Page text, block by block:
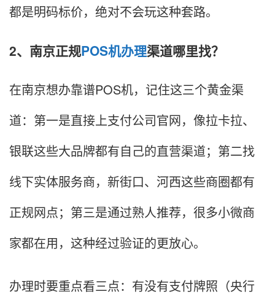
都是明码标价，绝对不会玩这种套路。
2、南京正规POS机办理渠道哪里找？
在南京想办靠谱POS机，记住这三个黄金渠
道：第一是直接上支付公司官网，像拉卡拉、
银联这些大品牌都有自己的直营渠道；第二找
线下实体服务商，新街口、河西这些商圈都有
正规网点；第三是通过熟人推荐，很多小微商
家都在用，这种经过验证的更放心。
办理时要重点看三点：有没有支付牌照（央行